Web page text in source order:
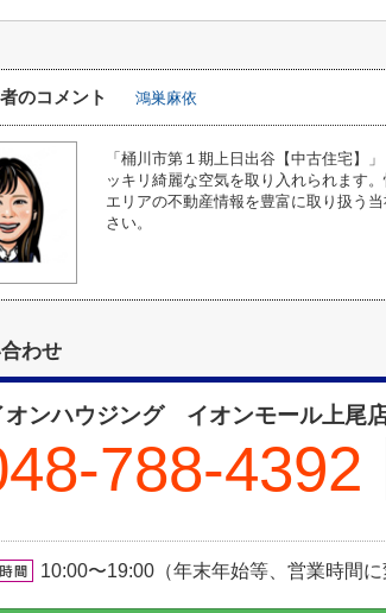
のコメント 鴻巣麻依
「桶川市第１期上日出谷【中古住宅】
ッキリ綺麗な空気を取り入れられます
エリアの不動産情報を豊富に取り扱う
さい。
わせ
オンハウジング イオンモール上尾
788-4392
10:00〜19:00（年末年始等、営業時間